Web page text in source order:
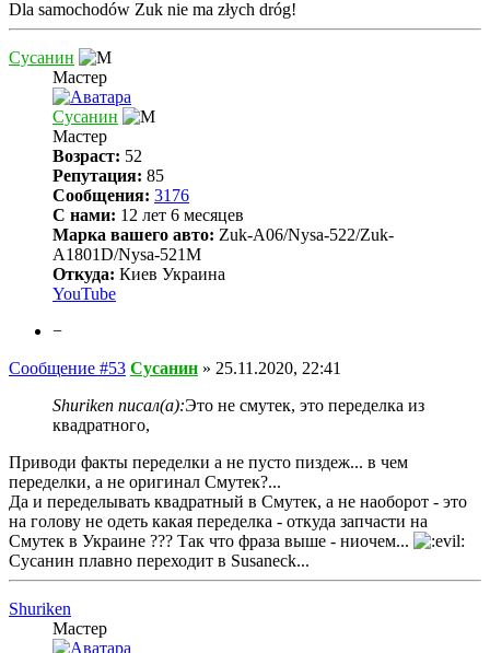
Dla samochodów Zuk nie ma złych dróg!
Сусанин
Мастер
Сусанин
Мастер
Возраст: 52
Репутация: 85
Сообщения: 3176
С нами: 12 лет 6 месяцев
Марка вашего авто: Zuk-A06/Nysa-522/Zuk-
A1801D/Nysa-521M
Откуда: Киев Украина
YouTube
−
Сообщение #53 Сусанин » 25.11.2020, 22:41
Shuriken писал(а):Это не смутек, это переделка из
квадратного,
Приводи факты переделки а не пусто пиздеж... в чем
переделки, а не оригинал Смутек?...
Да и переделывать квадратный в Смутек, а не наоборот - это
на голову не одеть какая переделка - откуда запчасти на
Смутек в Украине ??? Так что фраза выше - ниочем...
Сусанин плавно переходит в Susaneck...
Shuriken
Мастер